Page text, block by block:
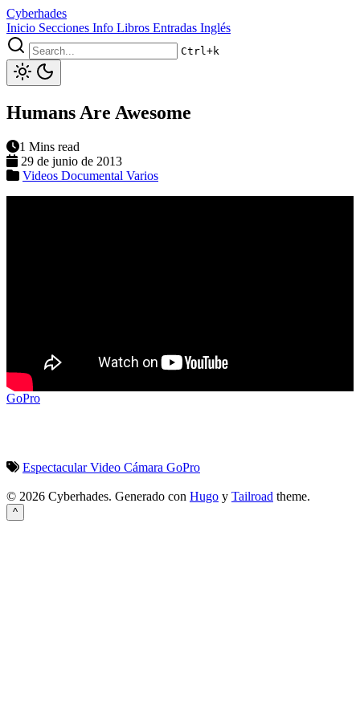
Cyberhades
Inicio Secciones Info Libros Entradas Inglés
Ctrl+k
Humans Are Awesome
1 Mins read
29 de junio de 2013
Videos Documental Varios
GoPro
EspectacularVideo Cámara GoPro
© 2026 Cyberhades. Generado con Hugo y Tailroad theme.
^